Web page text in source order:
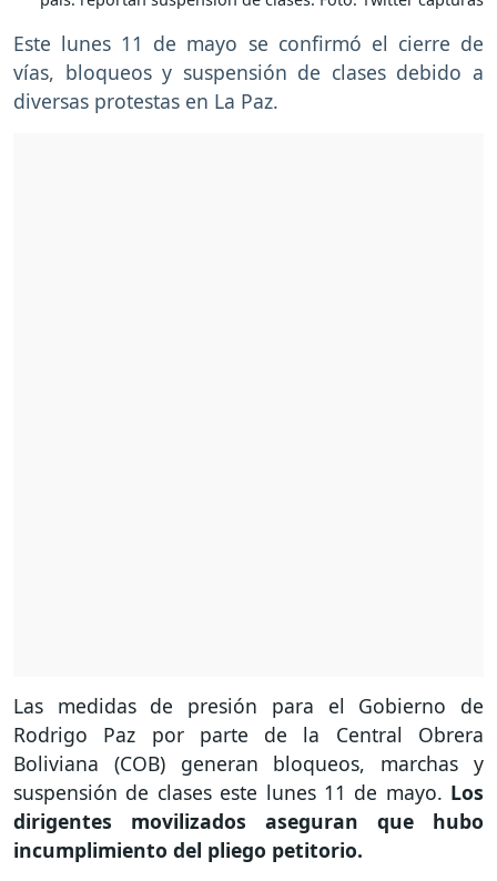
Este lunes 11 de mayo se confirmó el cierre de
vías, bloqueos y suspensión de clases debido a
diversas protestas en La Paz.
Las medidas de presión para el Gobierno de
Rodrigo Paz por parte de la Central Obrera
Boliviana (COB) generan bloqueos, marchas y
suspensión de clases este lunes 11 de mayo. Los
dirigentes movilizados aseguran que hubo
incumplimiento del pliego petitorio.